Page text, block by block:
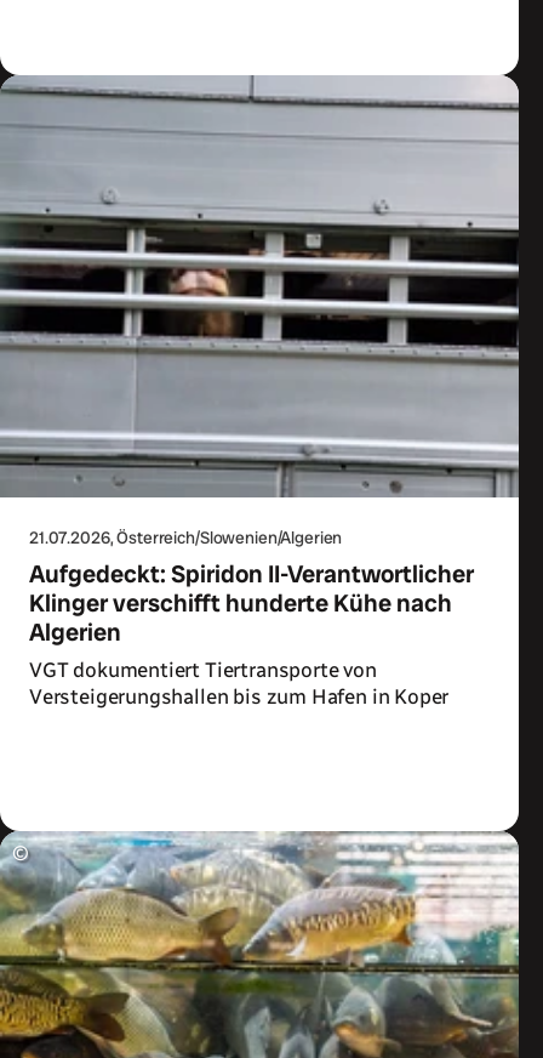
21.07.2026, Österreich/Slowenien/Algerien
Aufgedeckt: Spiridon II-Verantwortlicher
Klinger verschifft hunderte Kühe nach
Algerien
VGT dokumentiert Tiertransporte von
Versteigerungshallen bis zum Hafen in Koper
©